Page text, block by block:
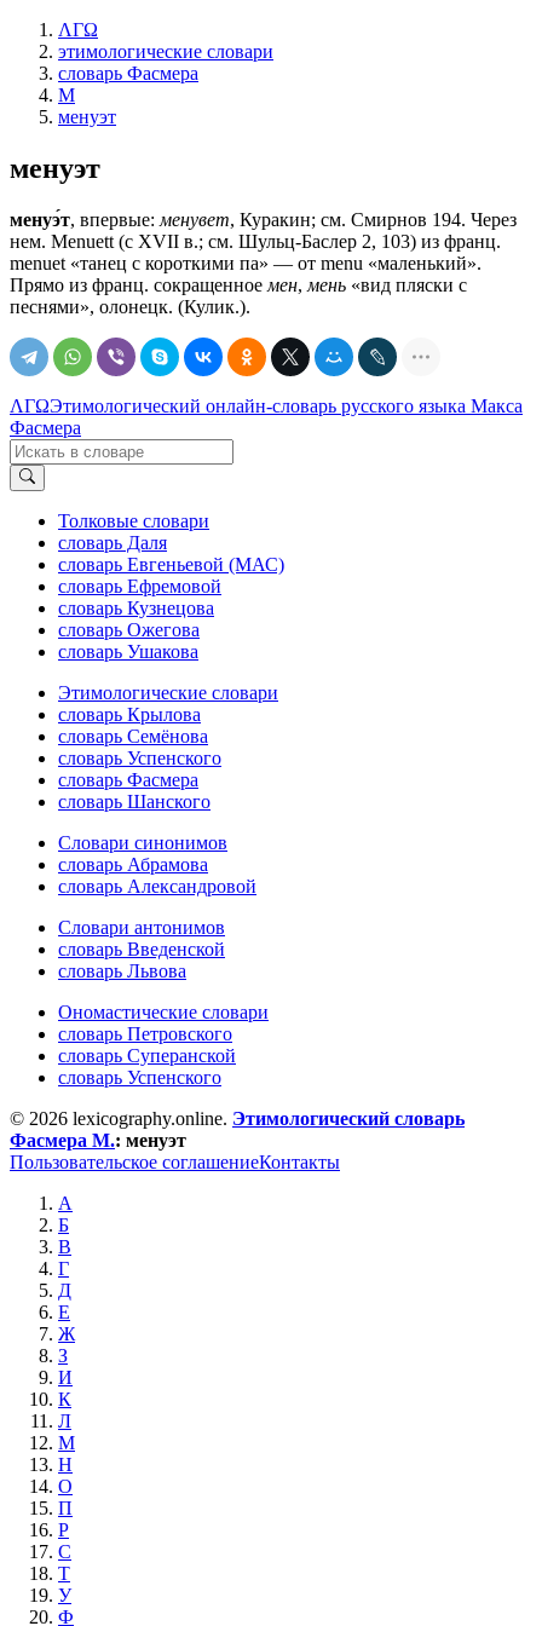
ΛΓΩ
этимологические словари
словарь Фасмера
М
менуэт
менуэт
менуэ́т, впервые: менувет, Куракин; см. Смирнов 194. Через
нем. Меnuеtt (с XVII в.; см. Шульц-Баслер 2, 103) из франц.
menuet «танец с короткими па» — от menu «маленький».
Прямо из франц. сокращенное мен, мень «вид пляски с
песнями», олонецк. (Кулик.).
ΛΓΩЭтимологический онлайн-словарь русского языка Макса
Фасмера
Толковые словари
словарь Даля
словарь Евгеньевой (МАС)
словарь Ефремовой
словарь Кузнецова
словарь Ожегова
словарь Ушакова
Этимологические словари
словарь Крылова
словарь Семёнова
словарь Успенского
словарь Фасмера
словарь Шанского
Словари синонимов
словарь Абрамова
словарь Александровой
Словари антонимов
словарь Введенской
словарь Львова
Ономастические словари
словарь Петровского
словарь Суперанской
словарь Успенского
© 2026 lexicography.online. Этимологический словарь
Фасмера М.: менуэт
Пользовательское соглашениеКонтакты
А
Б
В
Г
Д
Е
Ж
З
И
К
Л
М
Н
О
П
Р
С
Т
У
Ф